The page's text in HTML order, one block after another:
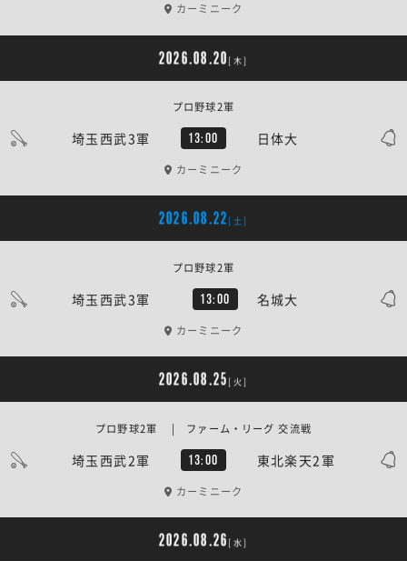
カーミニーク
2026.08.20 [木]
埼玉西武3軍 13:00 日体大
プロ野球2軍
カーミニーク
2026.08.22 [土]
埼玉西武3軍 13:00 名城大
プロ野球2軍
カーミニーク
2026.08.25 [火]
埼玉西武2軍 13:00 東北楽天2軍
プロ野球2軍 | ファーム・リーグ 交流戦
カーミニーク
2026.08.26 [水]